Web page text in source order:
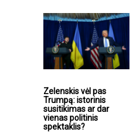
Zelenskis vėl pas
Trumpą: istorinis
susitikimas ar dar
vienas politinis
spektaklis?